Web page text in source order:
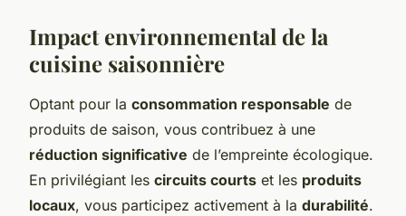
Impact environnemental de la
cuisine saisonnière
Optant pour la consommation responsable de
produits de saison, vous contribuez à une
réduction significative de l’empreinte écologique.
En privilégiant les circuits courts et les produits
locaux, vous participez activement à la durabilité.